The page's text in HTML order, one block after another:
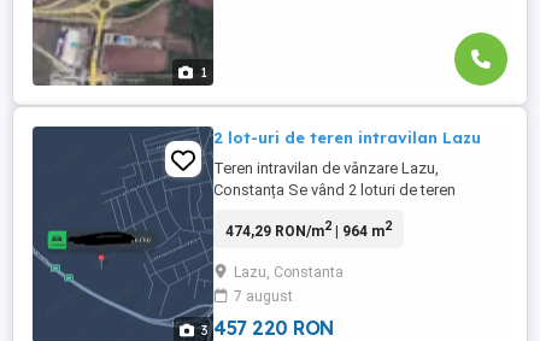
1
3
2 lot-uri de teren intravilan Lazu
Teren intravilan de vânzare Lazu,
Constanța Se vând 2 loturi de teren
bună din Lazu, Constanța. Suprafață: 482
zonă Acces: direct din drum Toate actele
sunt la zi Terenurile sunt ideale pentru
construcția ...
474,29 RON/m2| 964 m2
Lazu, Constanta
7 august
457 220 RON